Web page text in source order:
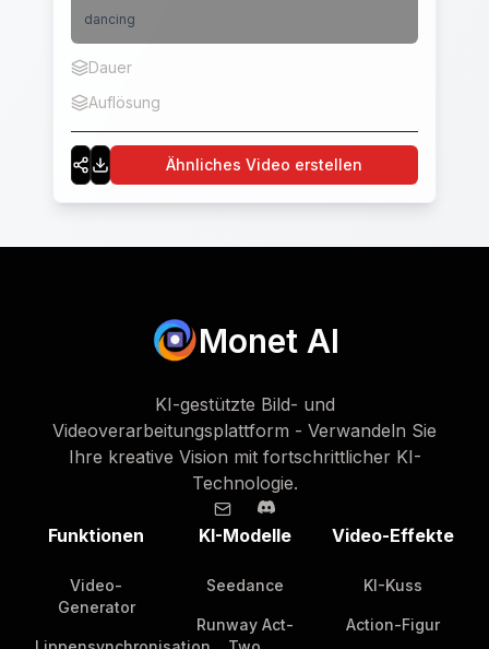
dancing
Dauer
Auflösung
Ähnliches Video erstellen
Monet AI
KI-gestützte Bild- und
Videoverarbeitungsplattform - Verwandeln Sie
Ihre kreative Vision mit fortschrittlicher KI-
Technologie.
Funktionen
Video-
Generator
KI-Modelle
Seedance
Runway Act-
Video-Effekte
KI-Kuss
Action-Figur